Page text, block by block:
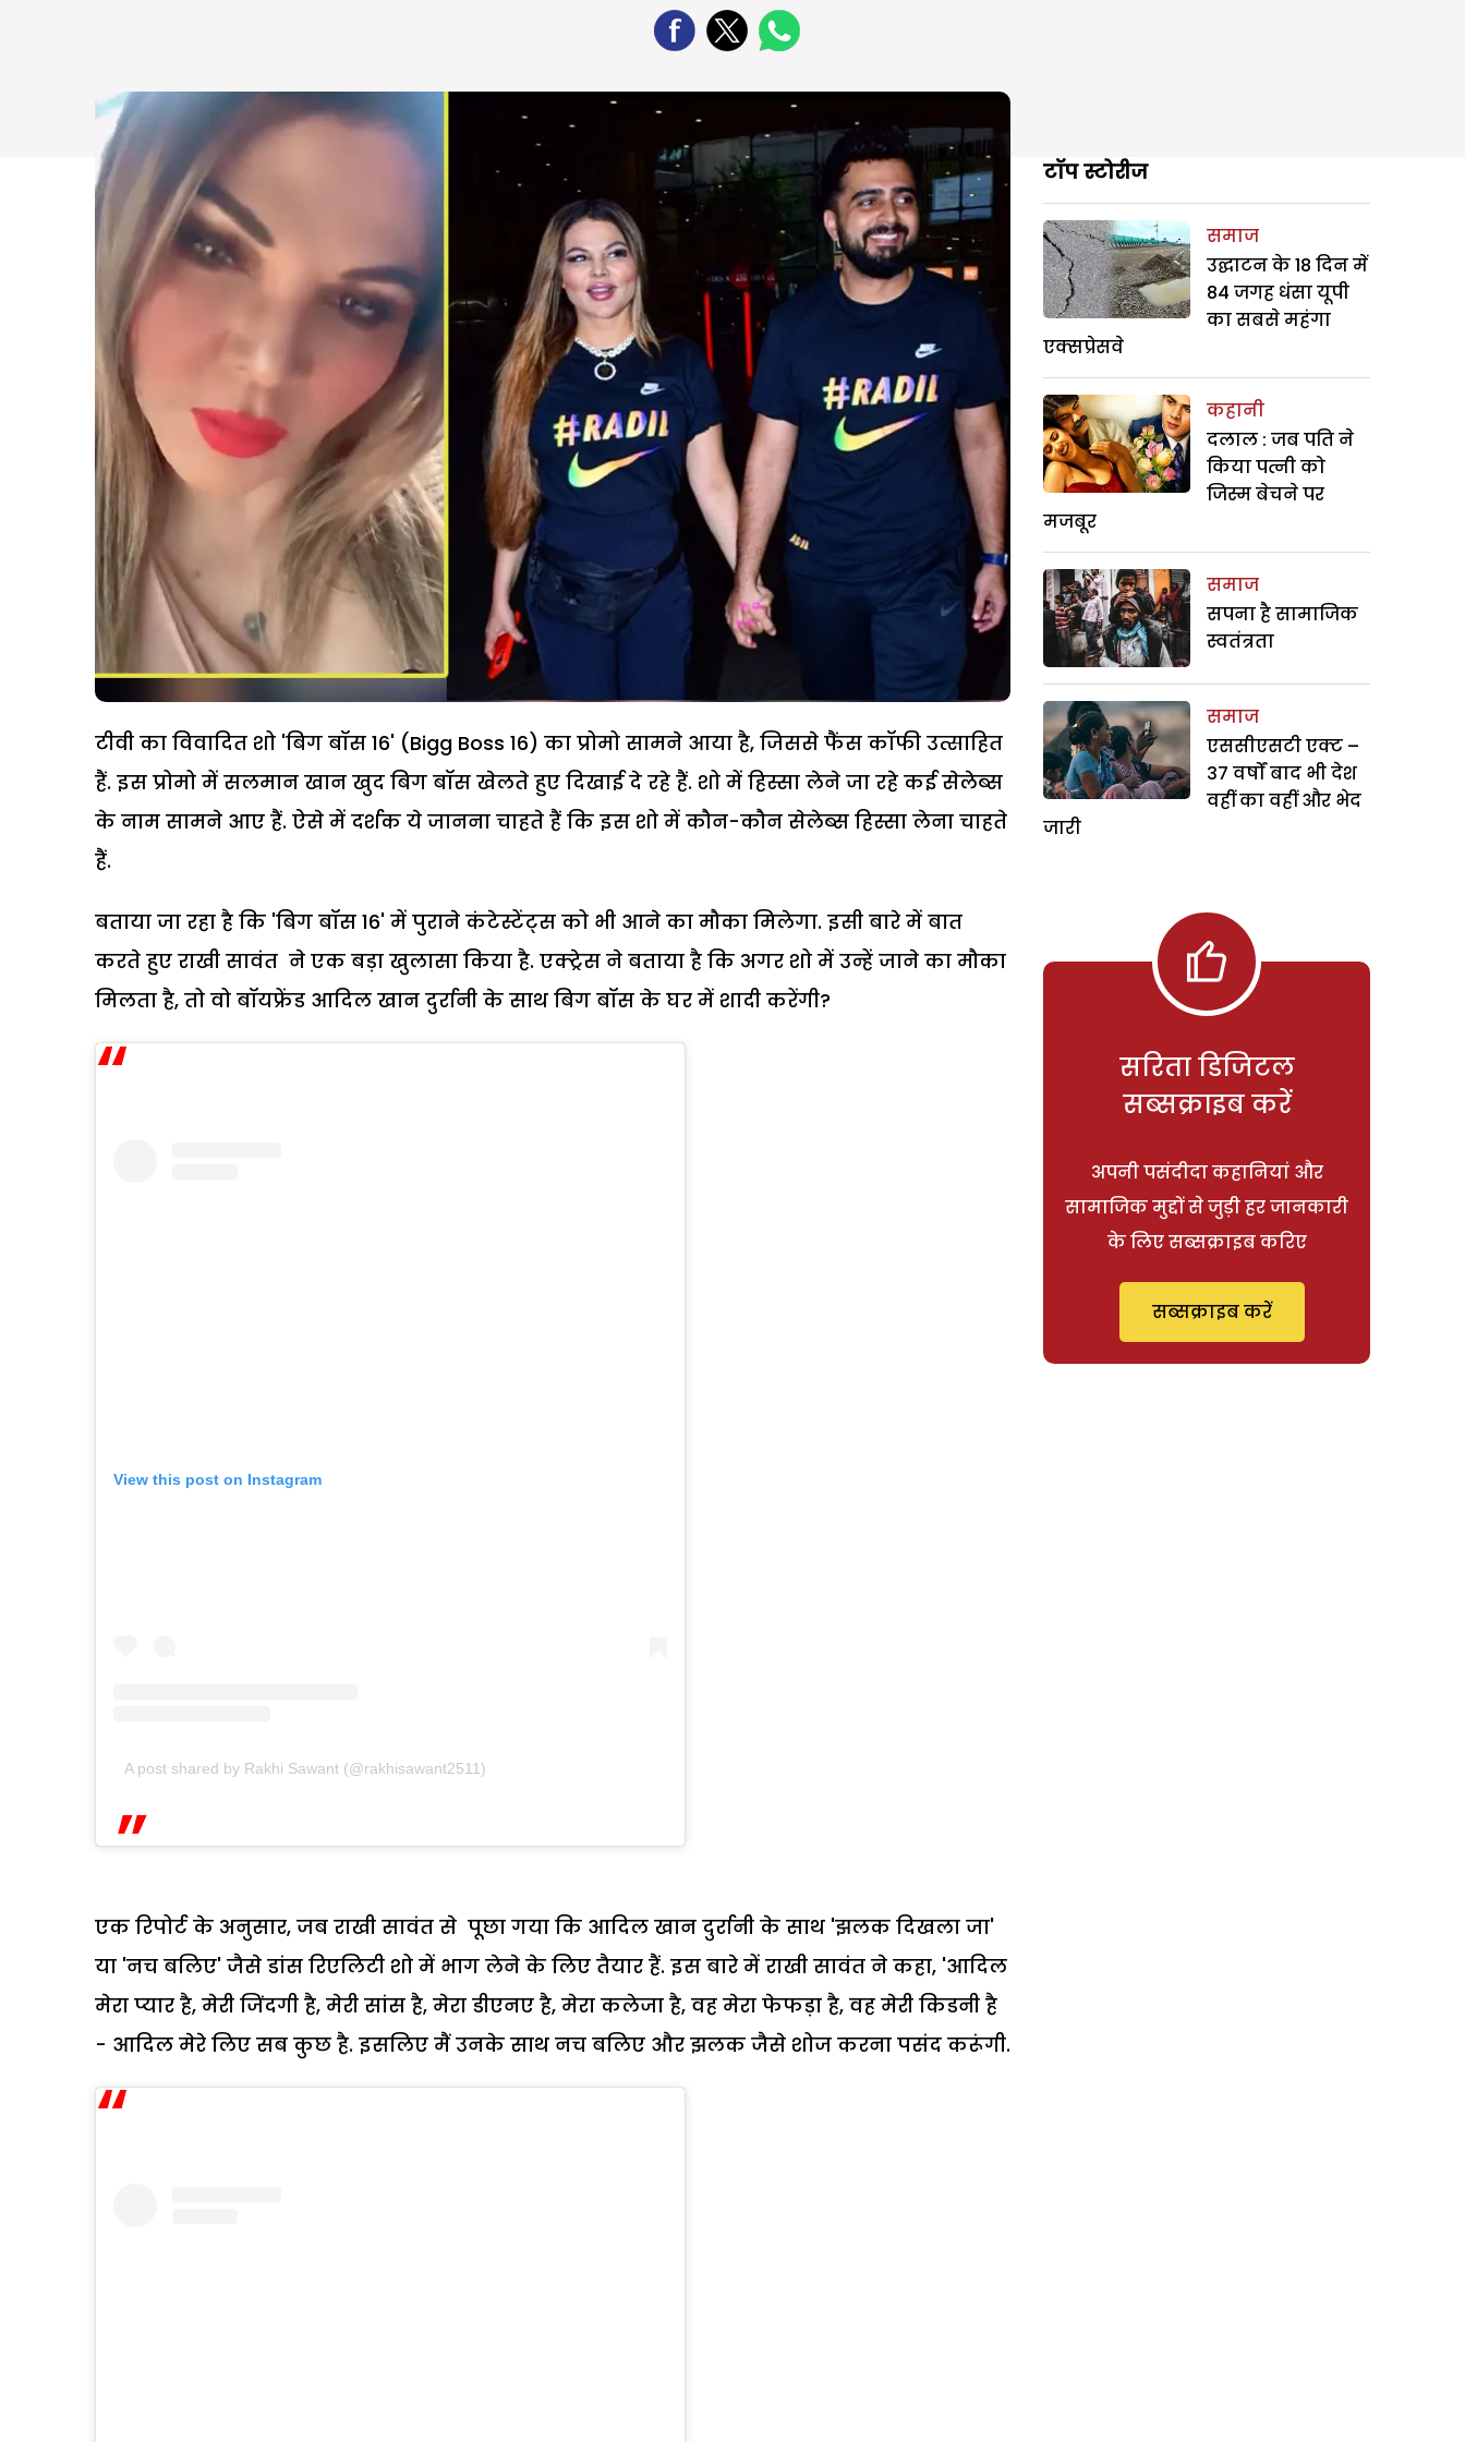
टीवी का विवादित शो 'बिग बॉस 16' (Bigg Boss 16) का प्रोमो सामने आया है, जिससे फैंस कॉफी उत्साहित
हैं. इस प्रोमो में सलमान खान खुद बिग बॉस खेलते हुए दिखाई दे रहे हैं. शो में हिस्सा लेने जा रहे कई सेलेब्स
के नाम सामने आए हैं. ऐसे में दर्शक ये जानना चाहते हैं कि इस शो में कौन-कौन सेलेब्स हिस्सा लेना चाहते
हैं.
बताया जा रहा है कि 'बिग बॉस 16' में पुराने कंटेस्टेंट्स को भी आने का मौका मिलेगा. इसी बारे में बात
करते हुए राखी सावंत ने एक बड़ा खुलासा किया है. एक्ट्रेस ने बताया है कि अगर शो में उन्हें जाने का मौका
मिलता है, तो वो बॉयफ्रेंड आदिल खान दुर्रानी के साथ बिग बॉस के घर में शादी करेंगी?
View this post on Instagram
A post shared by Rakhi Sawant (@rakhisawant2511)
एक रिपोर्ट के अनुसार, जब राखी सावंत से पूछा गया कि आदिल खान दुर्रानी के साथ 'झलक दिखला जा'
या 'नच बलिए' जैसे डांस रिएलिटी शो में भाग लेने के लिए तैयार हैं. इस बारे में राखी सावंत ने कहा, 'आदिल
मेरा प्यार है, मेरी जिंदगी है, मेरी सांस है, मेरा डीएनए है, मेरा कलेजा है, वह मेरा फेफड़ा है, वह मेरी किडनी है
- आदिल मेरे लिए सब कुछ है. इसलिए मैं उनके साथ नच बलिए और झलक जैसे शोज करना पसंद करूंगी.
टॉप स्टोरीज
समाज
उद्घाटन के 18 दिन में
84 जगह धंसा यूपी
का सबसे महंगा
एक्सप्रेसवे
कहानी
दलाल : जब पति ने
किया पत्नी को
जिस्म बेचने पर
मजबूर
समाज
सपना है सामाजिक
स्वतंत्रता
समाज
एससीएसटी एक्ट –
37 वर्षों बाद भी देश
वहीं का वहीं और भेद
जारी
सरिता डिजिटल
सब्सक्राइब करें
अपनी पसंदीदा कहानियां और
सामाजिक मुद्दों से जुड़ी हर जानकारी
के लिए सब्सक्राइब करिए
सब्सक्राइब करें